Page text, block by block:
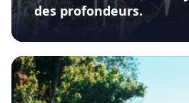
des profondeurs.